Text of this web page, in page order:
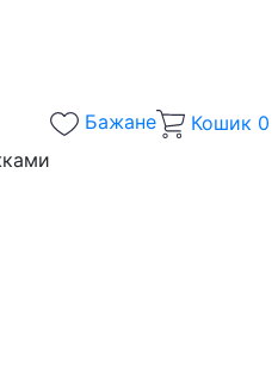
Бажане Кошик 0